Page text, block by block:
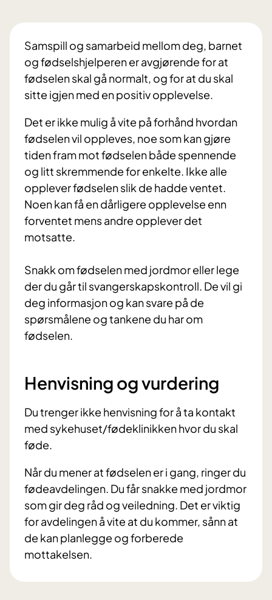
Samspill og samarbeid mellom deg, barnet
og fødselshjelperen er avgjørende for at
fødselen skal gå normalt, og for at du skal
sitte igjen med en positiv opplevelse.
Det er ikke mulig å vite på forhånd hvordan
fødselen vil oppleves, noe som kan gjøre
tiden fram mot fødselen både spennende
og litt skremmende for enkelte. Ikke alle
opplever fødselen slik de hadde ventet.
Noen kan få en dårligere opplevelse enn
forventet mens andre opplever det
motsatte.
Snakk om fødselen med jordmor eller lege
der du går til svangerskapskontroll. De vil gi
deg informasjon og kan svare på de
spørsmålene og tankene du har om
fødselen.
Henvisning og vurdering
Du trenger ikke henvisning for å ta kontakt
med sykehuset/fødeklinikken hvor du skal
føde.
Når du mener at fødselen er i gang, ringer du
fødeavdelingen. Du får snakke med jordmor
som gir deg råd og veiledning. Det er viktig
for avdelingen å vite at du kommer, sånn at
de kan planlegge og forberede
mottakelsen.